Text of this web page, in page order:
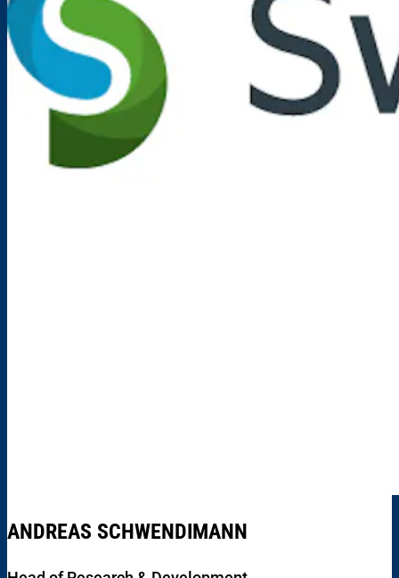
ANDREAS SCHWENDIMANN